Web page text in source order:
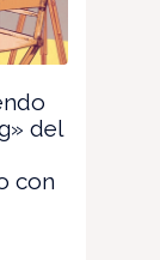
del
con